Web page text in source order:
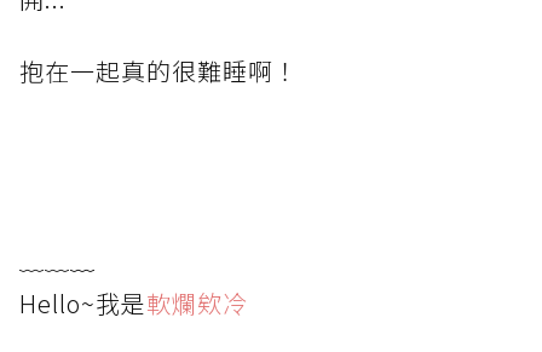
抱在一起真的很難睡啊！
Hello~我是軟爛欸冷